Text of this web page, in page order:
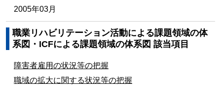
2005年03月
職業リハビリテーション活動による課題領域の体
系図・ICFによる課題領域の体系図 該当項目
障害者雇用の状況等の把握
職域の拡大に関する状況等の把握